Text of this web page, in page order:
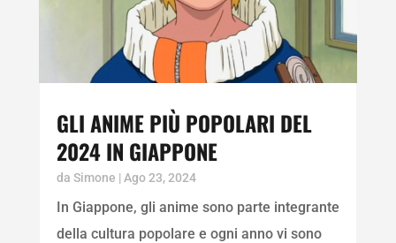
GLI ANIME PIÙ POPOLARI DEL
2024 IN GIAPPONE
da Simone | Ago 23, 2024
In Giappone, gli anime sono parte integrante
della cultura popolare e ogni anno vi sono